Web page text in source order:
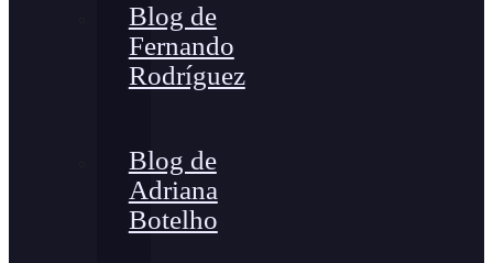
Blog de
Fernando
Rodríguez
Blog de
Adriana
Botelho